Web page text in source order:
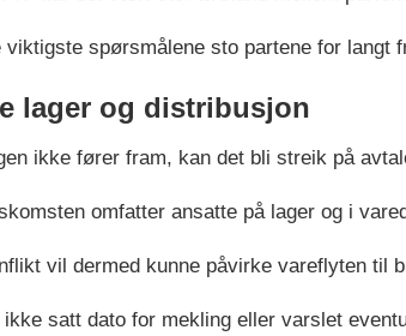
viktigste spørsmålene sto partene for
lager og distribusjon
ikke fører fram, kan det bli streik på
omfatter ansatte på lager og i
vil dermed kunne påvirke vareflyten til
ikke satt dato for mekling eller varslet